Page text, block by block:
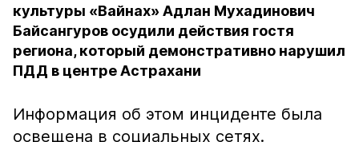
культуры «Вайнах» Адлан Мухадинович
Байсангуров осудили действия гостя
региона, который демонстративно нарушил
ПДД в центре Астрахани
Информация об этом инциденте была
освещена в социальных сетях.